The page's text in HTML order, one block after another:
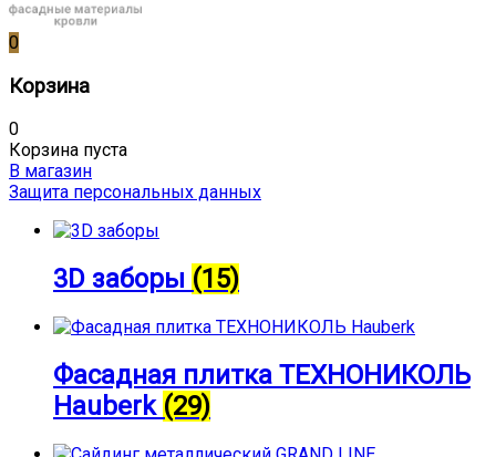
0
Корзина
0
Корзина пуста
В магазин
Защита персональных данных
3D заборы (15)
Фасадная плитка ТЕХНОНИКОЛЬ
Hauberk (29)